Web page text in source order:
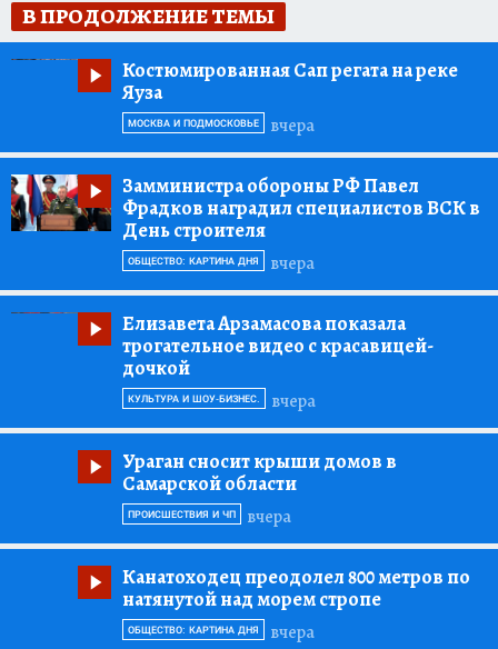
В ПРОДОЛЖЕНИЕ ТЕМЫ
Костюмированная Сап регата на реке
Яуза
вчера
МОСКВА И ПОДМОСКОВЬЕ
Замминистра обороны РФ Павел
Фрадков наградил специалистов ВСК в
День строителя
вчера
ОБЩЕСТВО: КАРТИНА ДНЯ
Елизавета Арзамасова показала
трогательное видео с красавицей-
дочкой
вчера
КУЛЬТУРА И ШОУ-БИЗНЕС.
Ураган сносит крыши домов в
Самарской области
вчера
ПРОИСШЕСТВИЯ И ЧП
Канатоходец преодолел 800 метров по
натянутой над морем стропе
вчера
ОБЩЕСТВО: КАРТИНА ДНЯ